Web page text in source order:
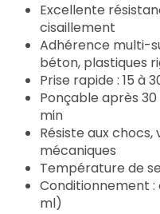
Excellente
cisaillement
Adhérence multi-
béton, plastiques
Prise rapide : 15 à
Ponçable après
min
Résiste aux
mécaniques
Température de
Conditionnement
ml)